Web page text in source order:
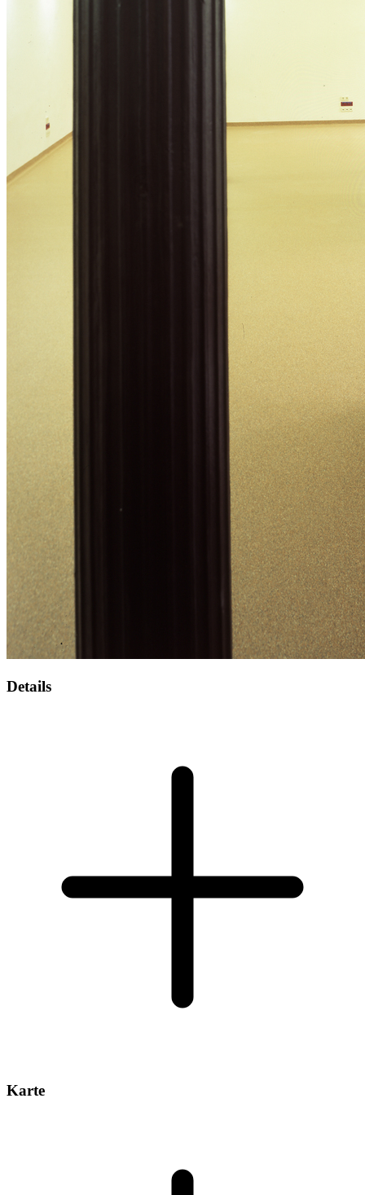
Details
Karte